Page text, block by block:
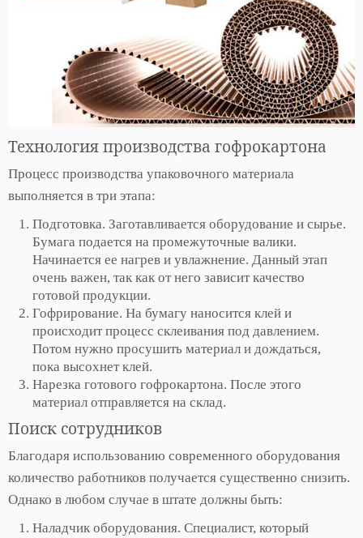
Технология производства гофрокартона
Процесс производства упаковочного материала
выполняется в три этапа:
Подготовка. Заготавливается оборудование и сырье.
Бумага подается на промежуточные валики.
Начинается ее нагрев и увлажнение. Данный этап
очень важен, так как от него зависит качество
готовой продукции.
Гофрирование. На бумагу наносится клей и
происходит процесс склеивания под давлением.
Потом нужно просушить материал и дождаться,
пока высохнет клей.
Нарезка готового гофрокартона. После этого
материал отправляется на склад.
Поиск сотрудников
Благодаря использованию современного оборудования
количество работников получается существенно снизить.
Однако в любом случае в штате должны быть:
Наладчик оборудования. Специалист, который